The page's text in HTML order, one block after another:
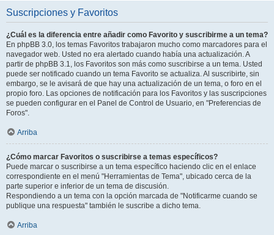
Suscripciones y Favoritos
¿Cuál es la diferencia entre añadir como Favorito y suscribirme a un tema?
En phpBB 3.0, los temas Favoritos trabajaron mucho como marcadores para el
navegador web. Usted no era alertado cuando había una actualización. A
partir de phpBB 3.1, los Favoritos son más como suscribirse a un tema. Usted
puede ser notificado cuando un tema Favorito se actualiza. Al suscribirte, sin
embargo, se le avisará de que hay una actualización de un tema, o foro en el
propio foro. Las opciones de notificación para los Favoritos y las suscripciones
se pueden configurar en el Panel de Control de Usuario, en "Preferencias de
Foros".
Arriba
¿Cómo marcar Favoritos o suscribirse a temas específicos?
Puede marcar o suscribirse a un tema específico haciendo clic en el enlace
correspondiente en el menú "Herramientas de Tema", ubicado cerca de la
parte superior e inferior de un tema de discusión.
Respondiendo a un tema con la opción marcada de "Notificarme cuando se
publique una respuesta" también le suscribe a dicho tema.
Arriba